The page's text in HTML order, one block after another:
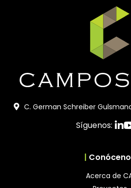
C. German Schreiber
Síguenos:
|
Acerca de